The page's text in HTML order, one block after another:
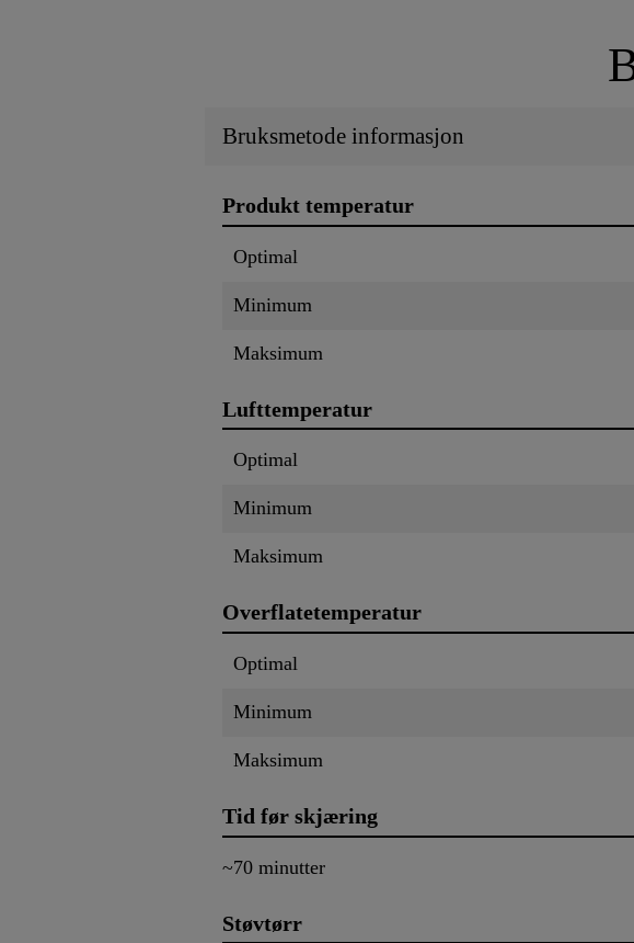
Bruksmetode informasjon
Produkt temperatur
Optimal
Minimum
Maksimum
Lufttemperatur
Optimal
Minimum
Maksimum
Overflatetemperatur
Optimal
Minimum
Maksimum
Tid før skjæring
~70 minutter
Støvtørr